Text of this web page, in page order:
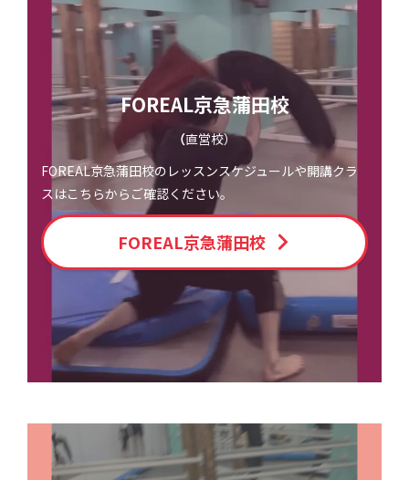
FOREAL京急蒲田校
（直営校）
FOREAL京急蒲田校のレッスンスケジュールや開講クラ
スはこちらからご確認ください。
FOREAL京急蒲田校